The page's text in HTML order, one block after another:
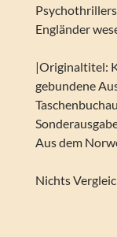
Engländer
|Originaltitel:
gebundene
Aus dem
Nichts